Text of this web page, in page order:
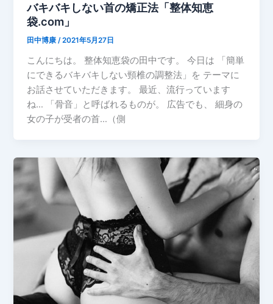
バキバキしない首の矯正法「整体知恵
袋.com」
田中博康/2021年5月27日
こんにちは。 整体知恵袋の田中です。 今日は 「簡単
にできるバキバキしない頸椎の調整法」を テーマに
お話させていただきます。 最近、流行っています
ね… 「骨音」と呼ばれるものが。 広告でも、 細身の
女の子が受者の首…（側